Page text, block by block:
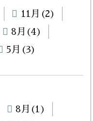
11月(2)
8月(4)
5月(3)
8月(1)